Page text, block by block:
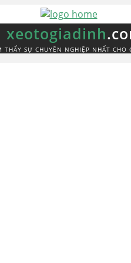
xeotogiadinh
THẤY SỰ CHUYÊN NGHIỆP NHẤT CHO